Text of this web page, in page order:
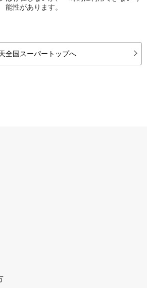
能性があります。
全国スーパートップへ